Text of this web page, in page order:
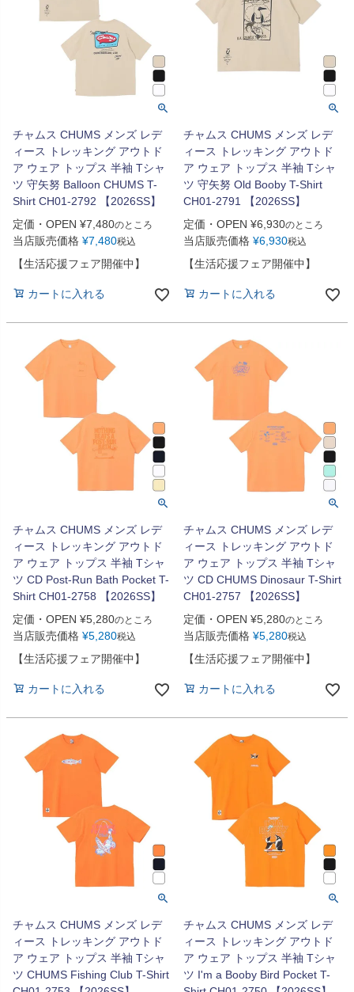
チャムス CHUMS メンズ レデ
ィース トレッキング アウトド
ア ウェア トップス 半袖 Tシャ
ツ 守矢努 Balloon CHUMS T-
Shirt CH01-2792 【2026SS】
定価・OPEN ¥7,480のところ
当店販売価格 ¥7,480税込
【生活応援フェア開催中】
カートに入れる
チャムス CHUMS メンズ レデ
ィース トレッキング アウトド
ア ウェア トップス 半袖 Tシャ
ツ 守矢努 Old Booby T-Shirt
CH01-2791 【2026SS】
定価・OPEN ¥6,930のところ
当店販売価格 ¥6,930税込
【生活応援フェア開催中】
カートに入れる
チャムス CHUMS メンズ レデ
ィース トレッキング アウトド
ア ウェア トップス 半袖 Tシャ
ツ CD Post-Run Bath Pocket T-
Shirt CH01-2758 【2026SS】
定価・OPEN ¥5,280のところ
当店販売価格 ¥5,280税込
【生活応援フェア開催中】
カートに入れる
チャムス CHUMS メンズ レデ
ィース トレッキング アウトド
ア ウェア トップス 半袖 Tシャ
ツ CD CHUMS Dinosaur T-Shirt
CH01-2757 【2026SS】
定価・OPEN ¥5,280のところ
当店販売価格 ¥5,280税込
【生活応援フェア開催中】
カートに入れる
チャムス CHUMS メンズ レデ
ィース トレッキング アウトド
ア ウェア トップス 半袖 Tシャ
ツ CHUMS Fishing Club T-Shirt
チャムス CHUMS メンズ レデ
ィース トレッキング アウトド
ア ウェア トップス 半袖 Tシャ
ツ I'm a Booby Bird Pocket T-